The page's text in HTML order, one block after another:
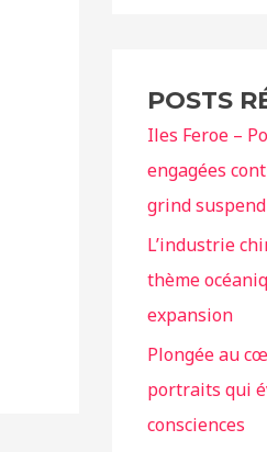
r
c
h
e
r
:
POSTS
Iles Feroe –
engagées
grind
L’industrie
thème
expansion
Plongée au
portraits qui
consciences